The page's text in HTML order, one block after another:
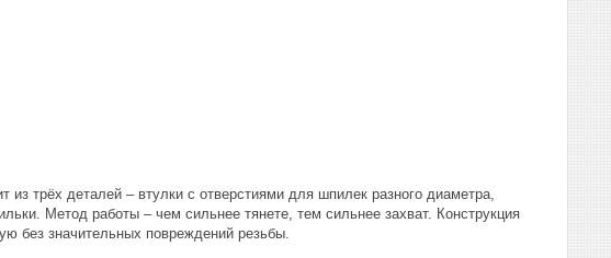
из трёх деталей – втулки с отверстиями для шпилек разного диаметра,
Метод работы – чем сильнее тянете, тем сильнее захват. Конструкция
без значительных повреждений резьбы.